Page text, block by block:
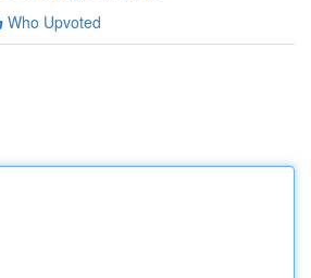
Who Upvoted